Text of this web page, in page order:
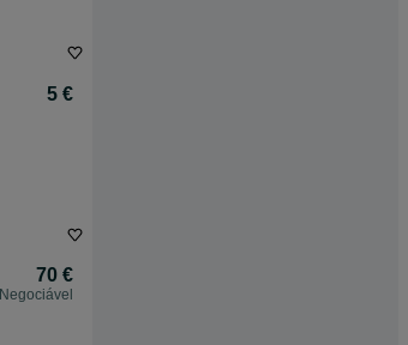
5 €
70 €
Negociável